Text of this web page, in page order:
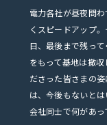
電力各社が昼夜問
くスピードアップ
日、最後まで残っ
をもって基地は撤
ださった皆さまの
は、今後もないと
会社同士で何があっ